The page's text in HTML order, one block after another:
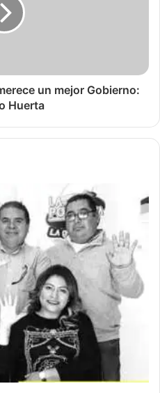
un mejor Gobierno:
Huerta